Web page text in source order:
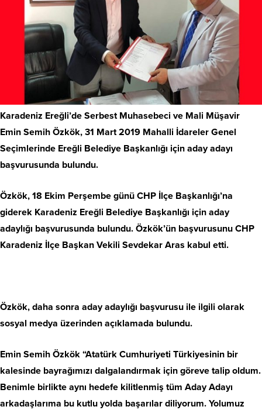
Karadeniz Ereğli’de Serbest Muhasebeci ve Mali Müşavir
Emin Semih Özkök, 31 Mart 2019 Mahalli İdareler Genel
Seçimlerinde Ereğli Belediye Başkanlığı için aday adayı
başvurusunda bulundu.
Özkök, 18 Ekim Perşembe günü CHP İlçe Başkanlığı’na
giderek Karadeniz Ereğli Belediye Başkanlığı için aday
adaylığı başvurusunda bulundu. Özkök’ün başvurusunu CHP
Karadeniz İlçe Başkan Vekili Sevdekar Aras kabul etti.
Özkök, daha sonra aday adaylığı başvurusu ile ilgili olarak
sosyal medya üzerinden açıklamada bulundu.
Emin Semih Özkök “Atatürk Cumhuriyeti Türkiyesinin bir
kalesinde bayrağımızı dalgalandırmak için göreve talip oldum.
Benimle birlikte aynı hedefe kilitlenmiş tüm Aday Adayı
arkadaşlarıma bu kutlu yolda başarılar diliyorum. Yolumuz